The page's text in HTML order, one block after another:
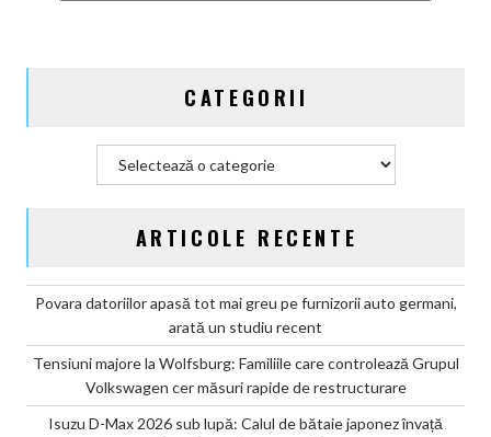
modele
CATEGORII
ARTICOLE RECENTE
Povara datoriilor apasă tot mai greu pe furnizorii auto germani,
arată un studiu recent
Tensiuni majore la Wolfsburg: Familiile care controlează Grupul
Volkswagen cer măsuri rapide de restructurare
Isuzu D-Max 2026 sub lupă: Calul de bătaie japonez învață